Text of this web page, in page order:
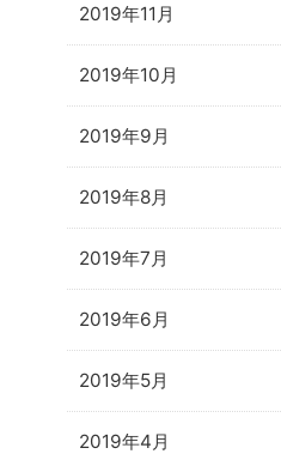
2019年11月
2019年10月
2019年9月
2019年8月
2019年7月
2019年6月
2019年5月
2019年4月